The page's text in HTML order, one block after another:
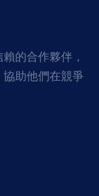
的合作夥伴，
助他們在競爭